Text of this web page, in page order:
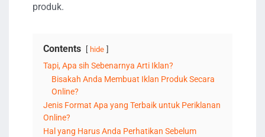
produk.
Contents hide
Tapi, Apa sih Sebenarnya Arti Iklan?
Bisakah Anda Membuat Iklan Produk Secara
Online?
Jenis Format Apa yang Terbaik untuk Periklanan
Online?
Hal yang Harus Anda Perhatikan Sebelum